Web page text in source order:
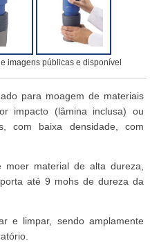
imagens públicas e disponível
para moagem de materiais
impacto (lâmina inclusa) ou
com baixa densidade, com
moer material de alta dureza,
até 9 mohs de dureza da
e limpar, sendo amplamente